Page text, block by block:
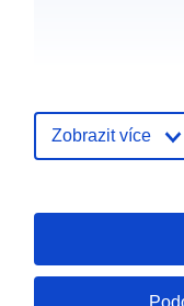
záznam:
Zobrazit více